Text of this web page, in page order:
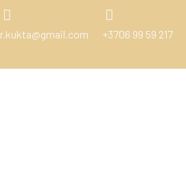
r.kukta@gmail.com +3706 99 59 217